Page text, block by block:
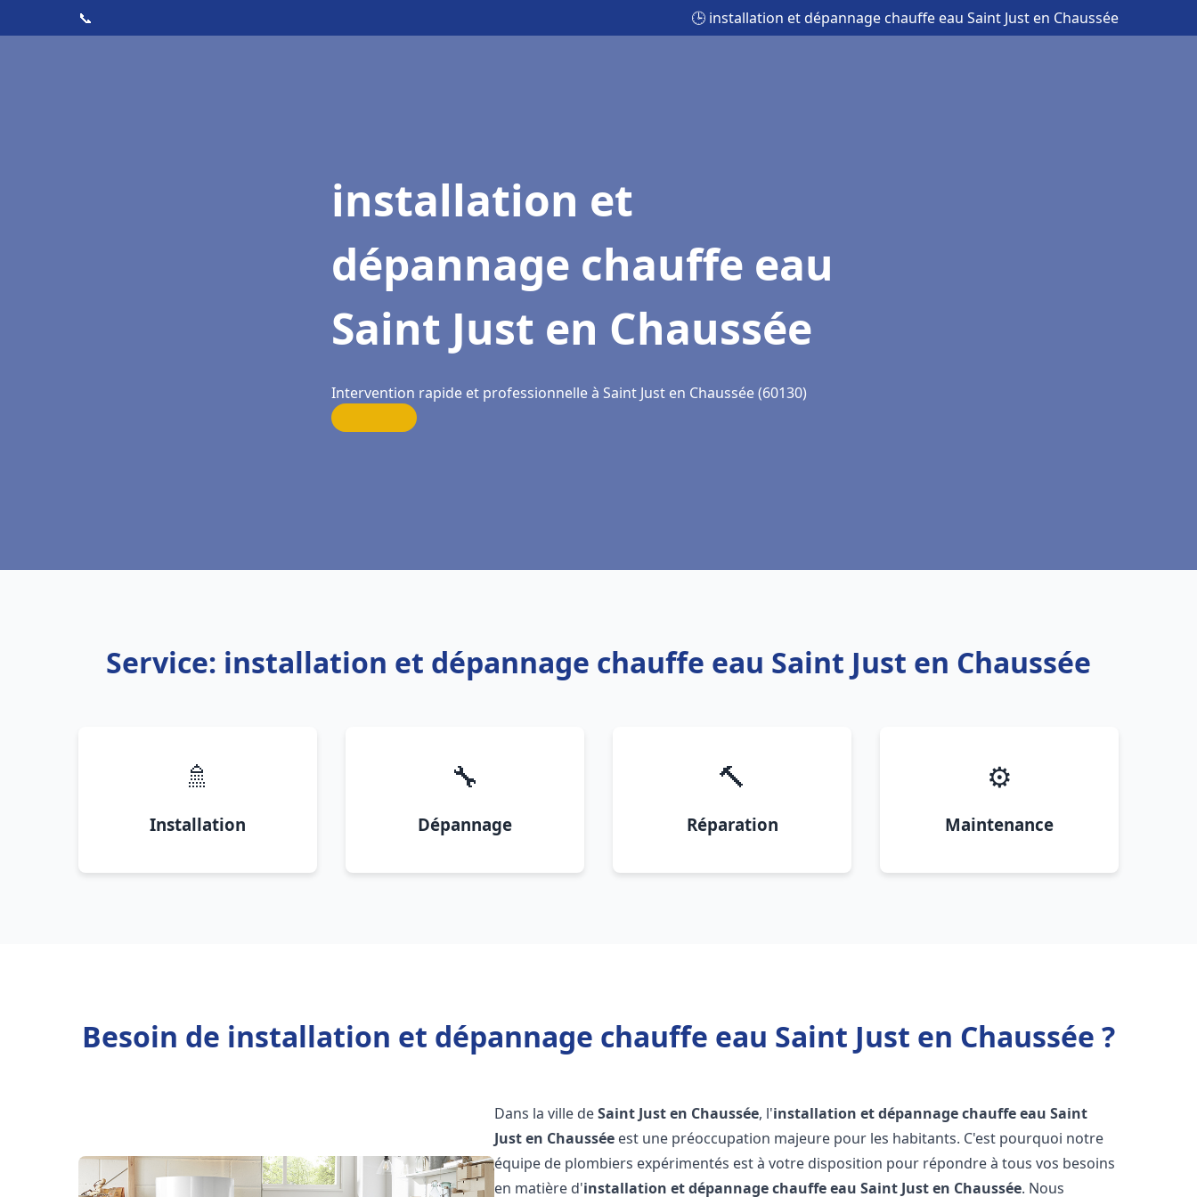
📞 🕒 installation et dépannage chauffe eau Saint Just en Chaussée
installation et
dépannage chauffe eau
Saint Just en Chaussée
Intervention rapide et professionnelle à Saint Just en Chaussée (60130)
Service: installation et dépannage chauffe eau Saint Just en Chaussée
🚿
Installation
🔧
Dépannage
🔨
Réparation
⚙️
Maintenance
Besoin de installation et dépannage chauffe eau Saint Just en Chaussée ?
Dans la ville deSaint Just en Chaussée, l'installation et dépannage chauffe eau Saint
Just en Chaussée est une préoccupation majeure pour les habitants. C'est pourquoi notre
équipe de plombiers expérimentés est à votre disposition pour répondre à tous vos besoins
en matière d'installation et dépannage chauffe eau Saint Just en Chaussée. Nous